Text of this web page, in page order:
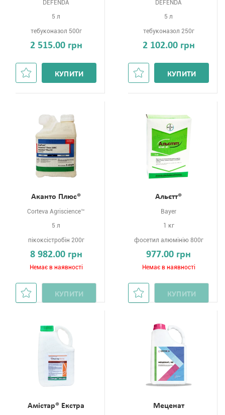
DEFENDA
5 л
тебуконазол 500г
2 515.00 грн
КУПИТИ
DEFENDA
5 л
тебуконазол 250г
2 102.00 грн
КУПИТИ
Аканто Плюс®
Corteva Agriscience™
5 л
пікоксістробін 200г
8 982.00 грн
Немає в наявності
КУПИТИ
Альєтт®
Bayer
1 кг
фосетил алюмінію 800г
977.00 грн
Немає в наявності
КУПИТИ
Амістар® Екстра Меценат